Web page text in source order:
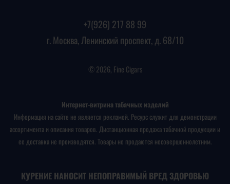
+7(926) 217 88 99
г. Москва, Ленинский проспект, д. 68/10
© 2026, Fine Cigars
Интернет-витрина табачных изделий
Информация на сайте не является рекламой. Ресурс служит для демонстрации
ассортимента и описания товаров. Дистанционная продажа табачной продукции и
ее доставка не производятся. Товары не продаются несовершеннолетним.
КУРЕНИЕ НАНОСИТ НЕПОПРАВИМЫЙ ВРЕД ЗДОРОВЬЮ